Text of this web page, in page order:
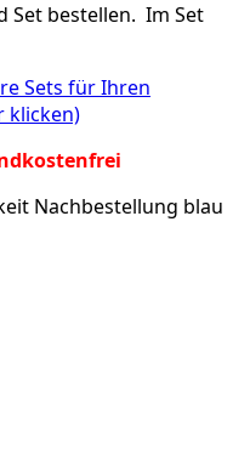
Set bestellen. Im Set
Sets für Ihren
klicken)
Nachbestellung blau